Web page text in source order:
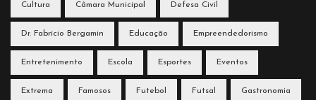
Cultura Câmara Municipal Defesa Civil
Dr. Fabrício Bergamin Educação Empreendedorismo
Entretenimento Escola Esportes Eventos
Extrema Famosos Futebol Futsal Gastronomia